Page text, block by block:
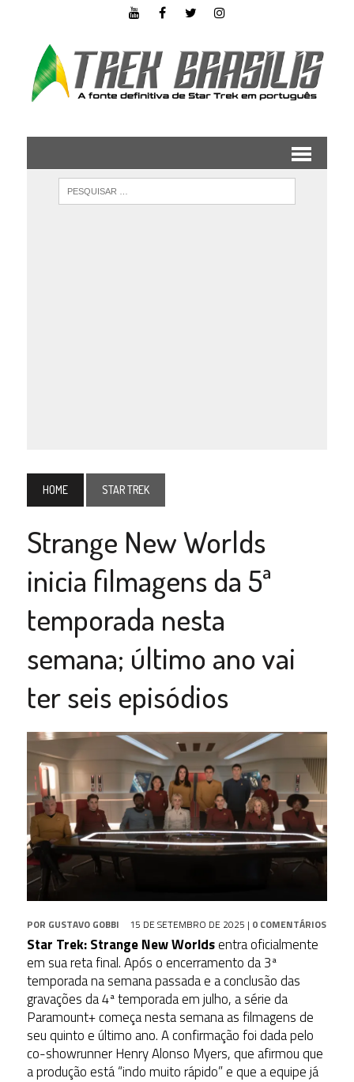
HOME STAR TREK
Strange New Worlds
inicia filmagens da 5ª
temporada nesta
semana; último ano vai
ter seis episódios
POR GUSTAVO GOBBI 15 DE SETEMBRO DE 2025 | 0 COMENTÁRIOS
Star Trek: Strange New Worldsentra oficialmente
em sua reta final. Após o encerramento da 3ª
temporada na semana passada e a conclusão das
gravações da 4ª temporada em julho, a série da
Paramount+ começa nesta semana as filmagens de
seu quinto e último ano. A confirmação foi dada pelo
co-showrunner Henry Alonso Myers, que afirmou que
a produção está “indo muito rápido” e que a equipe já